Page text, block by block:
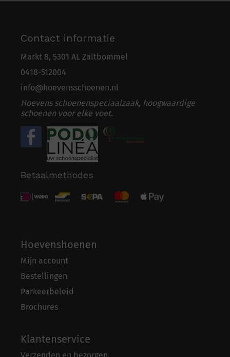
Contact informatie
Markt 8, 5301 AL Zaltbommel
0418-512004
info@hoevensschoenen.nl
Hoevens schoenenspeciaalzaak, hoogwaardige
schoenen voor elke voet.
Betaalmethodes
Hoevenshoenen
Mijn account
Bestellingen
Parkeerbeleid
Brochures
Klantenservice